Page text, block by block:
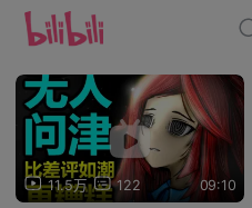
11.5万 122 09:10